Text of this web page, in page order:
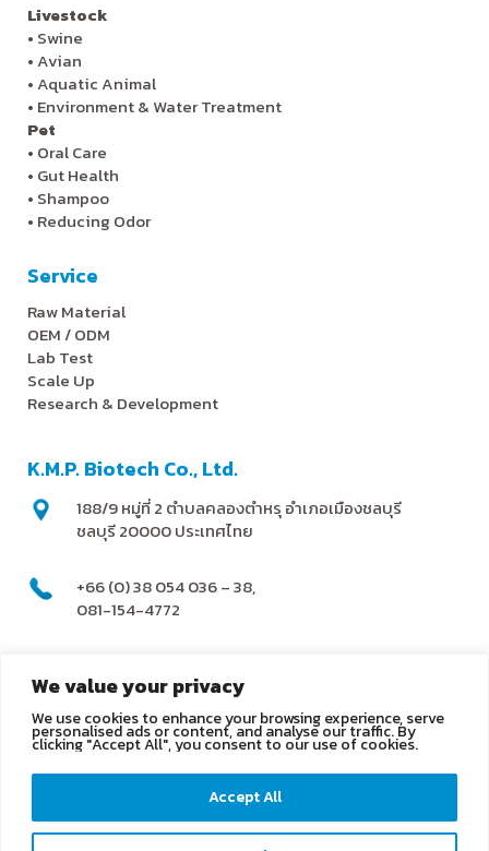
We value your privacy
We use cookies to enhance your browsing experience, serve
personalised ads or content, and analyse our traffic. By
clicking "Accept All", you consent to our use of cookies.
Accept All
Livestock
• Swine
•Avian
•Aquatic Animal
• Environment & Water Treatment
Pet
• Oral Care
• Gut Health
• Shampoo
• Reducing Odor
Service
Raw Material
OEM / ODM
Lab Test
Scale Up
Research & Development
K.M.P. Biotech Co., Ltd.
188/9 หมู่ที่ 2 ตำบลคลองตำหรุ อำเภอเมืองชลบุรี
ชลบุรี 20000 ประเทศไทย
+66 (0) 38 054 036 – 38,
081-154-4772
info@kmpbiotech.com
Kmpbiotech
KMPbiotech